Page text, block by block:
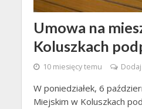
Umowa na
Koluszkach
10 miesięcy temu
W poniedziałek, 6
Miejskim w Koluszkach